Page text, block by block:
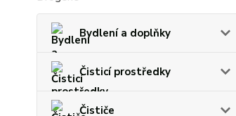
Bydlení a doplňky
Čisticí prostředky
Čističe